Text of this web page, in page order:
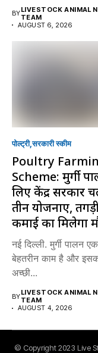
BYLIVESTOCK ANIMAL
TEAM
AUGUST 6, 2026
पोल्ट्री सरकारी स्की‍म
Poultry
Scheme: मुर्गी
लिए केंद्र सरकार
तीन योजनाएं,
कमाई का मिलेगा
नई दिल्ली. मुर्गी पालन एक
बेहतरीन काम है और
अच्छी...
BYLIVESTOCK ANIMAL
TEAM
AUGUST 4, 2026
© Copyright 2023 Live